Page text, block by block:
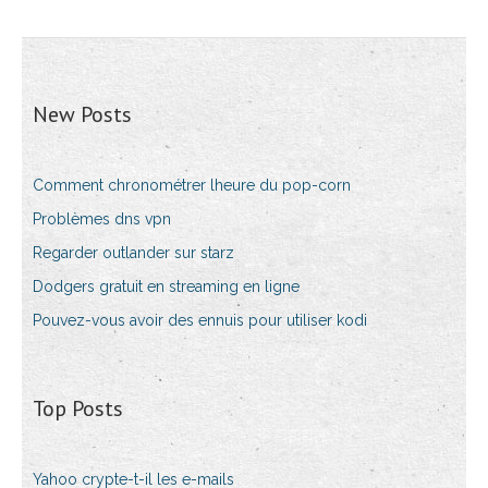
New Posts
Comment chronométrer lheure du pop-corn
Problèmes dns vpn
Regarder outlander sur starz
Dodgers gratuit en streaming en ligne
Pouvez-vous avoir des ennuis pour utiliser kodi
Top Posts
Yahoo crypte-t-il les e-mails